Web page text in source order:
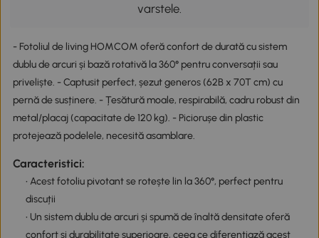
varstele.
- Fotoliul de living HOMCOM oferă confort de durată cu sistem
dublu de arcuri și bază rotativă la 360° pentru conversații sau
priveliște. - Captusit perfect, șezut generos (62B x 70T cm) cu
pernă de susținere. - Țesătură moale, respirabilă, cadru robust din
metal/placaj (capacitate de 120 kg). - Piciorușe din plastic
protejează podelele, necesită asamblare.
Caracteristici:
• Acest fotoliu pivotant se rotește lin la 360°, perfect pentru
discuții
• Un sistem dublu de arcuri și spumă de înaltă densitate oferă
confort și durabilitate superioare, ceea ce diferențiază acest